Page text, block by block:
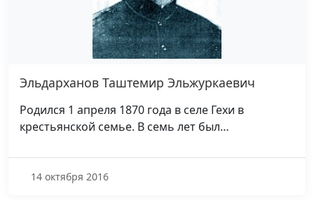
Эльдарханов Таштемир Эльжуркаевич
Родился 1 апреля 1870 года в селе Гехи в
крестьянской семье. В семь лет был…
14 октября 2016